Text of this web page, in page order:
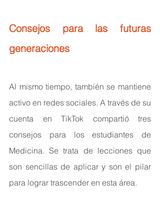
Consejos para las futuras
generaciones
Al mismo tiempo, también se mantiene
activo en redes sociales. A través de su
cuenta en TikTok compartió tres
consejos para los estudiantes de
Medicina. Se trata de lecciones que
son sencillas de aplicar y son el pilar
para lograr trascender en esta área.